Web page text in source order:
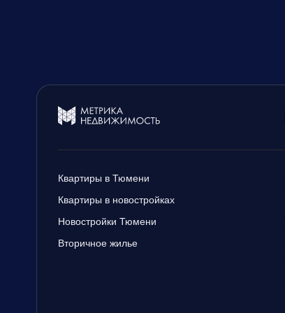
Квартиры в Тюмени
Квартиры в новостройках
Новостройки Тюмени
Вторичное жилье